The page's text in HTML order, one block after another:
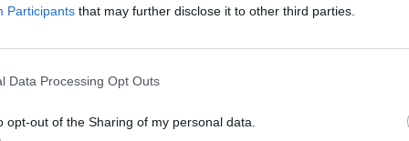
Participants that may further disclose it to other third parties.
Data Processing Opt Outs
opt-out of the Sharing of my personal data.